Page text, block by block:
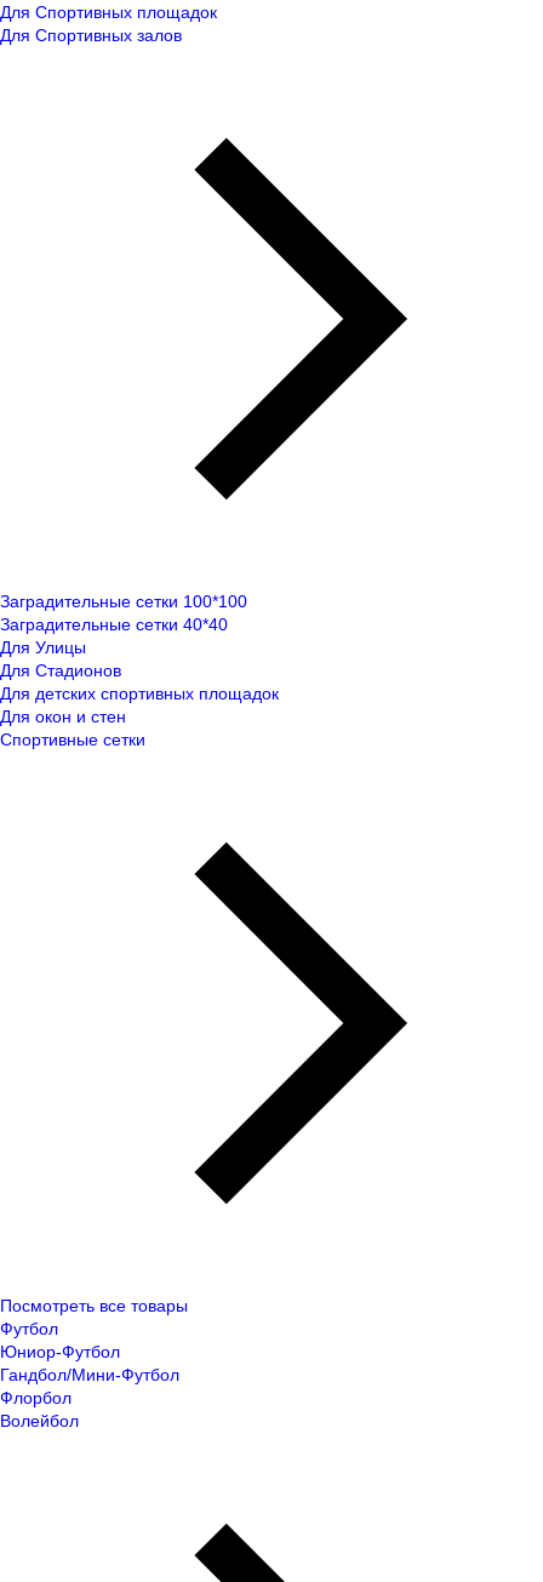
Для Спортивных площадок
Для Спортивных залов
Заградительные сетки 100*100
Заградительные сетки 40*40
Для Улицы
Для Стадионов
Для детских спортивных площадок
Для окон и стен
Спортивные сетки
Посмотреть все товары
Футбол
Юниор-Футбол
Гандбол/Мини-Футбол
Флорбол
Волейбол